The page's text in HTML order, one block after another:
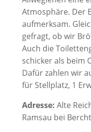
Atmosphäre. Der
aufmerksam.
gefragt, ob wir
Auch die
schicker als beim
Dafür zahlen wir
für Stellplatz, 1
Adresse: Alte
Ramsau bei